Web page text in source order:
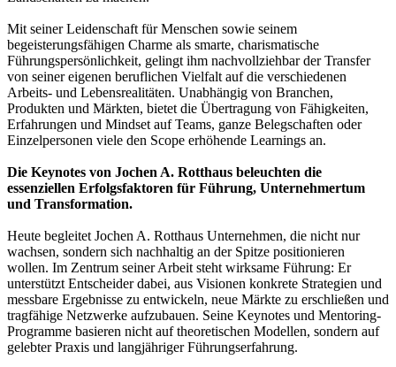
Mit seiner Leidenschaft für Menschen sowie seinem
begeisterungsfähigen Charme als smarte, charismatische
Führungspersönlichkeit, gelingt ihm nachvollziehbar der Transfer
von seiner eigenen beruflichen Vielfalt auf die verschiedenen
Arbeits- und Lebensrealitäten. Unabhängig von Branchen,
Produkten und Märkten, bietet die Übertragung von Fähigkeiten,
Erfahrungen und Mindset auf Teams, ganze Belegschaften oder
Einzelpersonen viele den Scope erhöhende Learnings an.
Die Keynotes von Jochen A. Rotthaus beleuchten die
essenziellen Erfolgsfaktoren für Führung, Unternehmertum
und Transformation.
Heute begleitet Jochen A. Rotthaus Unternehmen, die nicht nur
wachsen, sondern sich nachhaltig an der Spitze positionieren
wollen. Im Zentrum seiner Arbeit steht wirksame Führung: Er
unterstützt Entscheider dabei, aus Visionen konkrete Strategien und
messbare Ergebnisse zu entwickeln, neue Märkte zu erschließen und
tragfähige Netzwerke aufzubauen. Seine Keynotes und Mentoring-
Programme basieren nicht auf theoretischen Modellen, sondern auf
gelebter Praxis und langjähriger Führungserfahrung.